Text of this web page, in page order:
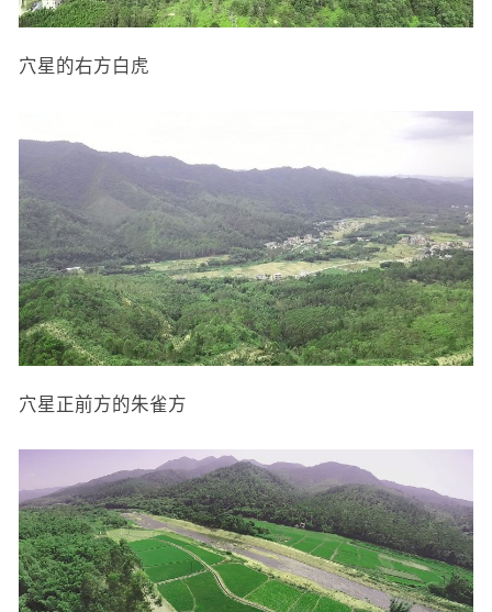
穴星的右方白虎
穴星正前方的朱雀方